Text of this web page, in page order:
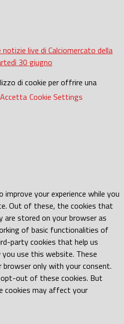
live di Calciomercato della
30 giugno
di cookie per offrire una
Accetta Cookie Settings
your experience while you
Out of these, the cookies that
are stored on your browser as
of basic functionalities of
party cookies that help us
use this website. These
only with your consent.
out of these cookies. But
may affect your